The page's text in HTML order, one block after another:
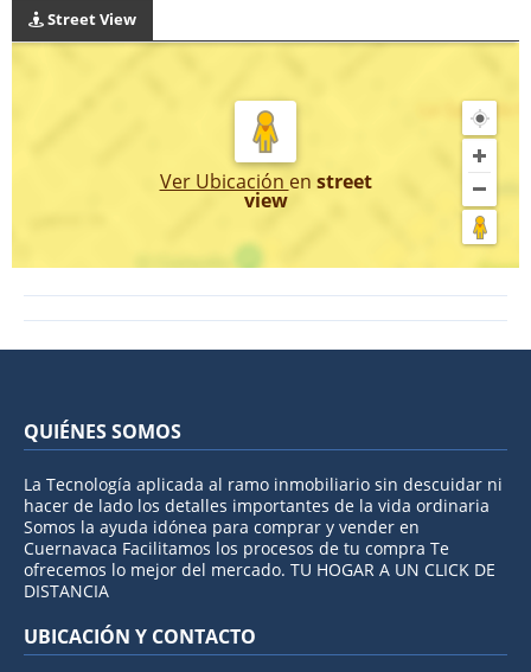
Street View
Ver Ubicación en street
view
QUIÉNES SOMOS
La Tecnología aplicada al ramo inmobiliario sin descuidar ni
hacer de lado los detalles importantes de la vida ordinaria
Somos la ayuda idónea para comprar y vender en
Cuernavaca Facilitamos los procesos de tu compra Te
ofrecemos lo mejor del mercado. TU HOGAR A UN CLICK DE
DISTANCIA
UBICACIÓN Y CONTACTO